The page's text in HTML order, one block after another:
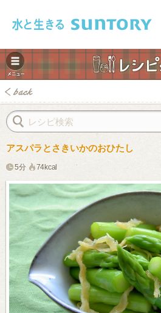
シピ
アスパラとさきいかのおひたし
5分 74kcal